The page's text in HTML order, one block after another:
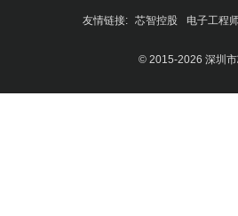
友情链接: 芯智控股 电子工程
© 2015-2026 深圳